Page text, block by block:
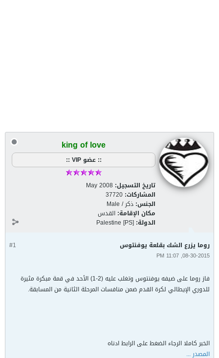
king of love
:: عضو VIP ::
تاريخ التسجيل: May 2008
المشاركات: 37720
الجنس: ذكر / Male
مكان الإقامة: القدس
الدولة: Palestine [PS]
#1 روما يزرع الشك بقلعة يوفنتوس
08-30-2015, 11:07 PM
فاز روما على ضيفه يوفنتوس وتغلب عليه (2-1) الأحد في قمة مبكرة مثيرة
للدوري الإيطالي لكرة القدم ضمن منافسات المرحلة الثانية من المسابقة.
الخبر كاملا الرجاء الضغط على الرابط ادناه
المصدر ...